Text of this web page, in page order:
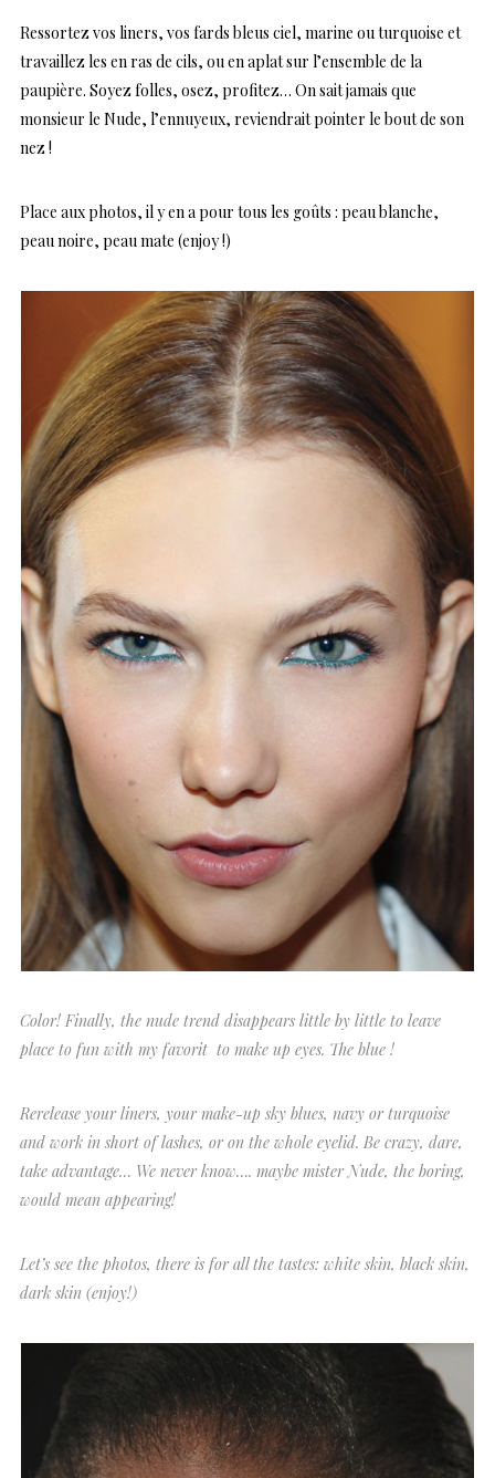
Ressortez vos liners, vos fards bleus ciel, marine ou turquoise et
travaillez les en ras de cils, ou en aplat sur l’ensemble de la
paupière. Soyez folles, osez, profitez… On sait jamais que
monsieur le Nude, l’ennuyeux, reviendrait pointer le bout de son
nez !
Place aux photos, il y en a pour tous les goûts : peau blanche,
peau noire, peau mate (enjoy !)
Color! Finally, the nude trend disappears little by little to leave
place to fun with my favorit to make up eyes. The blue !
Rerelease your liners, your make-up sky blues, navy or turquoise
and work in short of lashes, or on the whole eyelid. Be crazy, dare,
take advantage… We never know…. maybe mister Nude, the boring,
would mean appearing!
Let’s see the photos, there is for all the tastes: white skin, black skin,
dark skin (enjoy!)